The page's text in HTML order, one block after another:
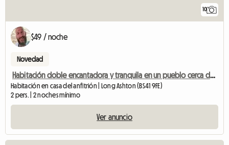
10
$49 / noche
Novedad
Habitación doble encantadora y tranquila en un pueblo cerca de Bristol
Habitación en casa del anfitrión | Long Ashton (BS41 9FE)
2 pers. | 2 noches mínimo
Ver anuncio